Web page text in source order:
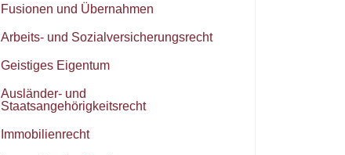
Fusionen und Übernahmen
Arbeits- und Sozialversicherungsrecht
Geistiges Eigentum
Ausländer- und
Staatsangehörigkeitsrecht
Immobilienrecht